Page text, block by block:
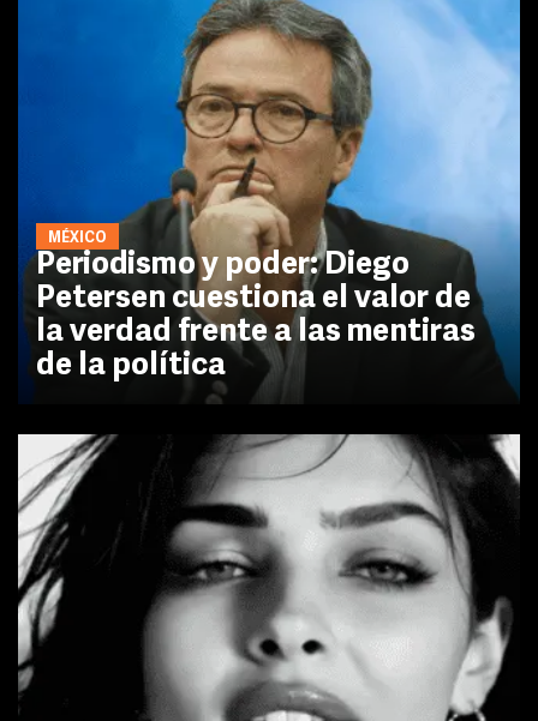
MÉXICO
Periodismo y poder: Diego
Petersen cuestiona el valor de
la verdad frente a las mentiras
de la política